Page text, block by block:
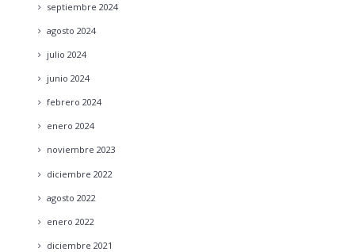
septiembre 2024
agosto 2024
julio 2024
junio 2024
febrero 2024
enero 2024
noviembre 2023
diciembre 2022
agosto 2022
enero 2022
diciembre 2021